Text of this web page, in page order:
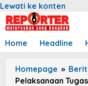
Lewati ke konten
Home Headline
Homepage »
Pelaksanaan